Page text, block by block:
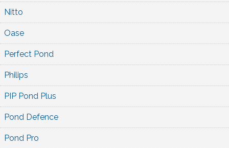
Nitto
Oase
Perfect Pond
Philips
PIP Pond Plus
Pond Defence
Pond Pro